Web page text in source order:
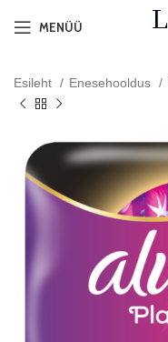
MENÜÜ
Esileht Enesehooldus